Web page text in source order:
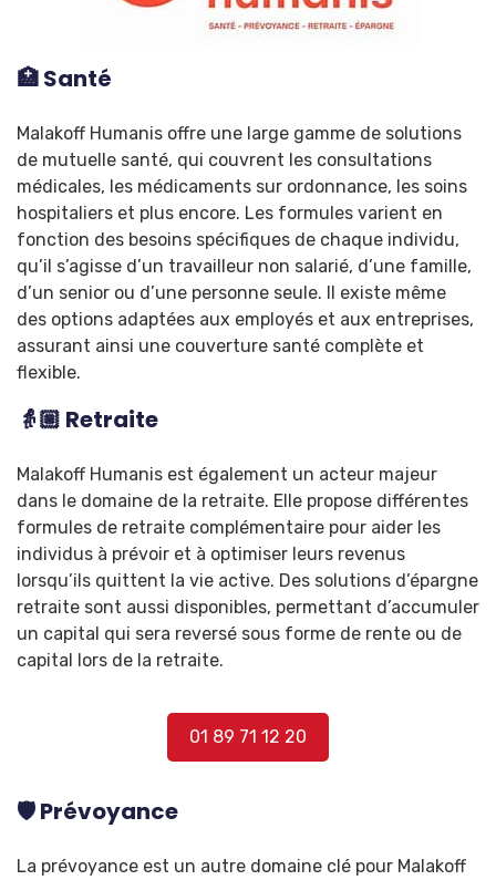
🏥 Santé
Malakoff Humanis offre une large gamme de solutions
de mutuelle santé, qui couvrent les consultations
médicales, les médicaments sur ordonnance, les soins
hospitaliers et plus encore. Les formules varient en
fonction des besoins spécifiques de chaque individu,
qu’il s’agisse d’un travailleur non salarié, d’une famille,
d’un senior ou d’une personne seule. Il existe même
des options adaptées aux employés et aux entreprises,
assurant ainsi une couverture santé complète et
flexible.
👵🏼 Retraite
Malakoff Humanis est également un acteur majeur
dans le domaine de la retraite. Elle propose différentes
formules de retraite complémentaire pour aider les
individus à prévoir et à optimiser leurs revenus
lorsqu’ils quittent la vie active. Des solutions d’épargne
retraite sont aussi disponibles, permettant d’accumuler
un capital qui sera reversé sous forme de rente ou de
capital lors de la retraite.
01 89 71 12 20
🛡️ Prévoyance
La prévoyance est un autre domaine clé pour Malakoff